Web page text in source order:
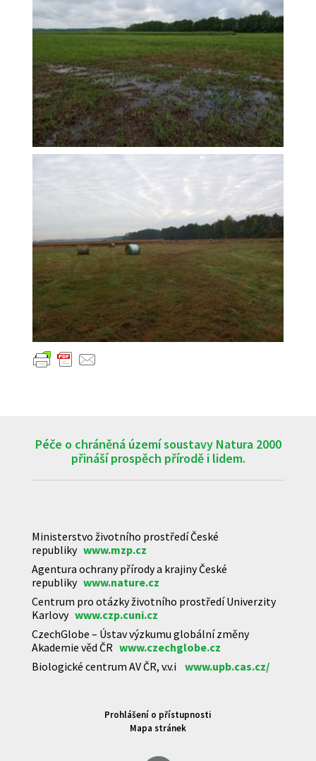
Péče o chráněná území soustavy Natura 2000
přináší prospěch přírodě i lidem.
Ministerstvo životního prostředí České
republiky www.mzp.cz
Agentura ochrany přírody a krajiny České
republiky www.nature.cz
Centrum pro otázky životního prostředí Univerzity
Karlovy www.czp.cuni.cz
CzechGlobe – Ústav výzkumu globální změny
Akademie věd ČR www.czechglobe.cz
Biologické centrum AV ČR, v.v.i www.upb.cas.cz/
Prohlášení o přístupnosti
Mapa stránek